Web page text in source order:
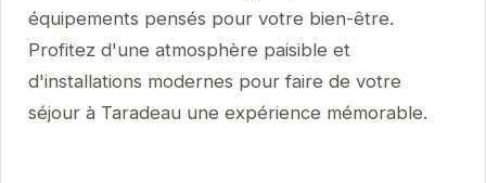
équipements pensés pour votre bien-être.
Profitez d'une atmosphère paisible et
d'installations modernes pour faire de votre
séjour à Taradeau une expérience mémorable.